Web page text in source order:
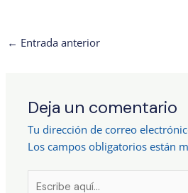
← Entrada anterior
Deja un comentario
Tu dirección de correo
Los campos obligatorios están